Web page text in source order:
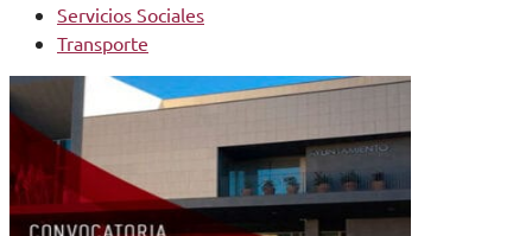
Servicios Sociales
Transporte